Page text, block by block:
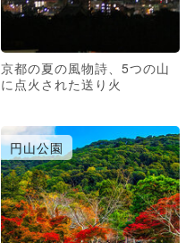
京都の夏の風物詩、5つの山
に点火された送り火
円山公園